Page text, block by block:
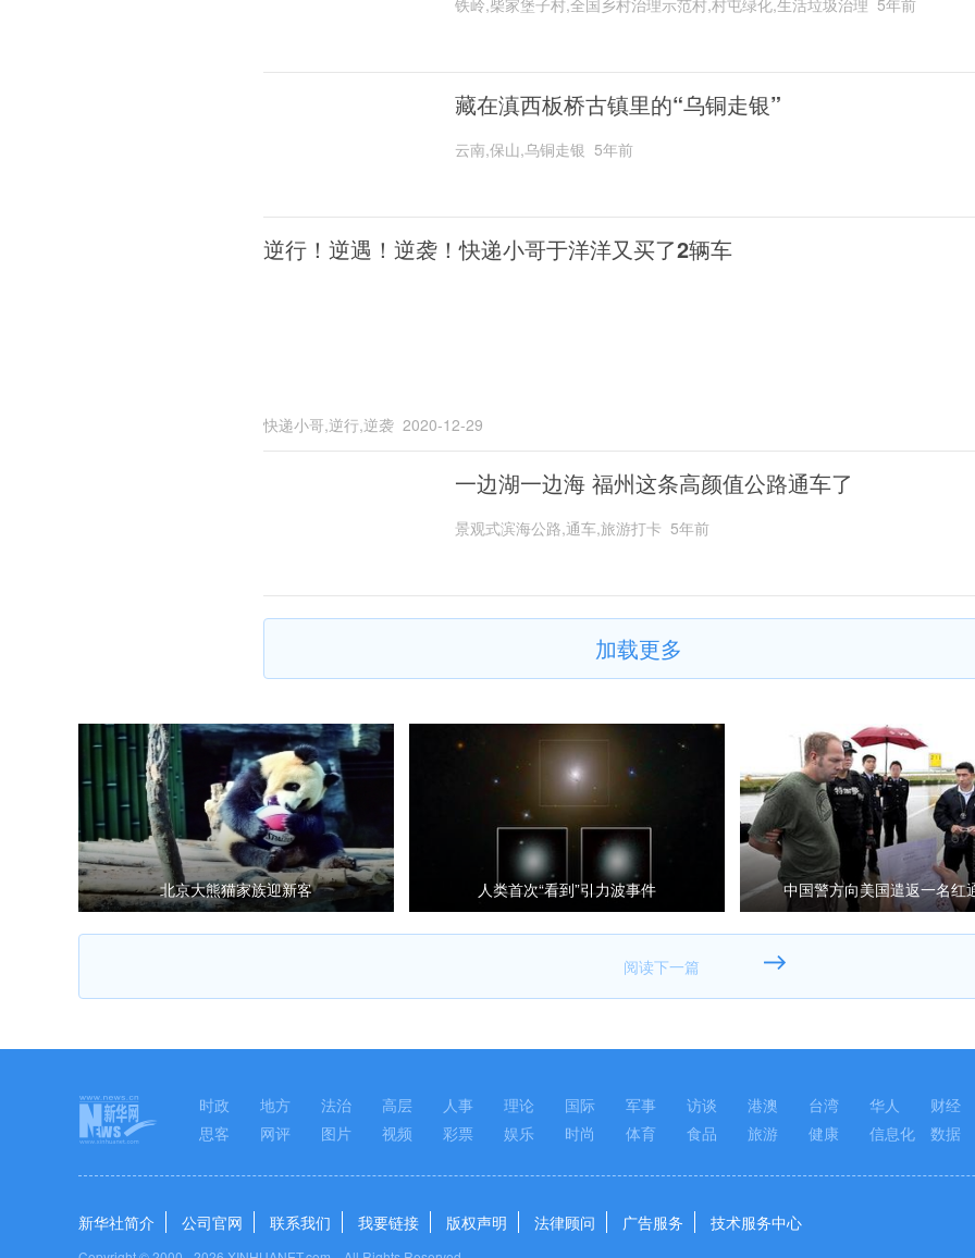
铁岭,柴家堡子村,全国乡村治理示范村,村屯绿化,生活垃圾治理 5年前
藏在滇西板桥古镇里的“乌铜走银”
云南,保山,乌铜走银 5年前
逆行！逆遇！逆袭！快递小哥于洋洋又买了2辆车
快递小哥,逆行,逆袭 2020-12-29
一边湖一边海 福州这条高颜值公路通车了
景观式滨海公路,通车,旅游打卡 5年前
加载更多
北京大熊猫家族迎新客 人类首次“看到”引力波事件 中国警方向美国遣返一名红
时政 地方 法治 高层 人事 理论 国际 军事 访谈 港澳 台湾 华人
财经
思客
网评 图片 视频 彩票 娱乐 时尚 体育 食品 旅游 健康 信息化 数据
新华社简介 公司官网 联系我们 我要链接 版权声明 法律顾问 广告服务 技术服务中心